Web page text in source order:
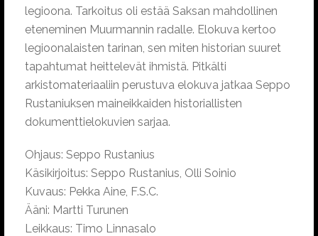
legioona. Tarkoitus oli estää Saksan mahdollinen
eteneminen Muurmannin radalle. Elokuva kertoo
legioonalaisten tarinan, sen miten historian suuret
tapahtumat heittelevät ihmistä. Pitkälti
arkistomateriaaliin perustuva elokuva jatkaa Seppo
Rustaniuksen maineikkaiden historiallisten
dokumenttielokuvien sarjaa.
Ohjaus: Seppo Rustanius
Käsikirjoitus: Seppo Rustanius, Olli Soinio
Kuvaus: Pekka Aine, F.S.C.
Ääni: Martti Turunen
Leikkaus: Timo Linnasalo